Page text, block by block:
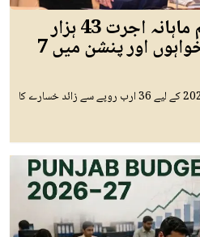
سندھ بجٹ: کم از کم ماہانہ اجرت 43 ہزار
مقرر، ملازمین کی تنخواہوں اور پنشن میں 7
وزیراعلیٰ سندھ نے مالی سال 27-2026 کے لیے 36 ارب روپے سے زائد خسارے کا